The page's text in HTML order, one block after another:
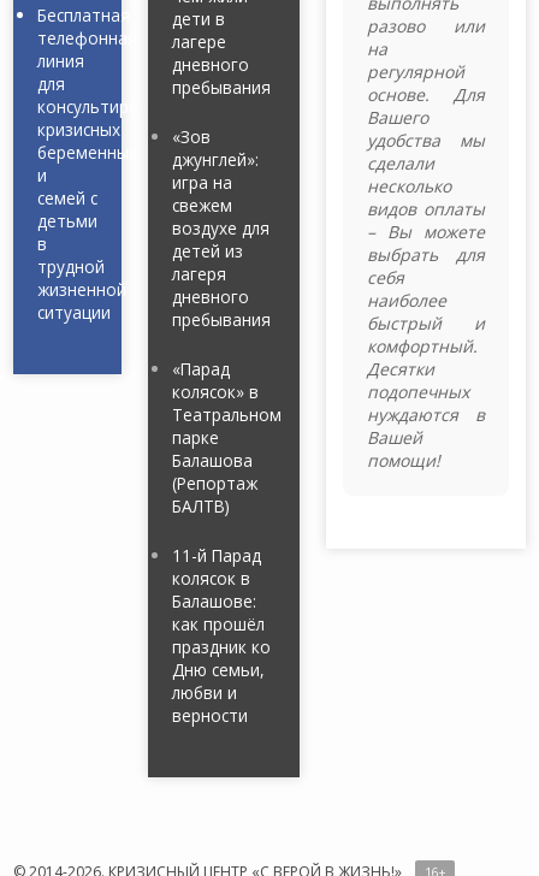
Бесплатная
телефонная
линия
для
консультирования
кризисных
беременных
и
семей с
детьми
в
трудной
жизненной
ситуации
дети в
лагере
дневного
пребывания
«Зов
джунглей»:
игра на
свежем
воздухе для
детей из
лагеря
дневного
пребывания
«Парад
колясок» в
Театральном
парке
Балашова
(Репортаж
БАЛТВ)
11-й Парад
колясок в
Балашове:
как прошёл
праздник ко
Дню семьи,
любви и
верности
разово или
на
регулярной
основе. Для
Вашего
удобства мы
сделали
несколько
видов оплаты
– Вы можете
выбрать для
себя
наиболее
быстрый и
комфортный.
Десятки
подопечных
нуждаются в
Вашей
помощи!
© 2014-2026. КРИЗИСНЫЙ ЦЕНТР «С ВЕРОЙ В ЖИЗНЬ!» 16+